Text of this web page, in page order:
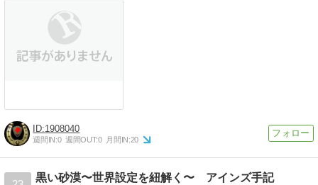
1908040
週間IN:0 週間OUT:0 月間IN:20
黒い砂漠〜世界設定を紐解く〜 アインズ手記